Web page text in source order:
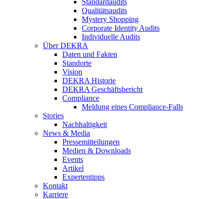
Qualitätsaudits
Mystery Shopping
Corporate Identity Audits
Individuelle Audits
Über DEKRA
Daten und Fakten
Standorte
Vision
DEKRA Historie
DEKRA Geschäftsbericht
Compliance
Meldung eines Compliance-Falls
Stories
Nachhaltigkeit
News & Media
Pressemitteilungen
Medien & Downloads
Events
Artikel
Expertentipps
Kontakt
Karriere